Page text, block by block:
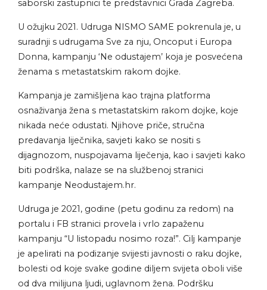
saborski zastupnici te predstavnici Grada Zagreba.
U ožujku 2021. Udruga NISMO SAME pokrenula je, u
suradnji s udrugama Sve za nju, Oncoput i Europa
Donna, kampanju ‘Ne odustajem’ koja je posvećena
ženama s metastatskim rakom dojke.
Kampanja je zamišljena kao trajna platforma
osnaživanja žena s metastatskim rakom dojke, koje
nikada neće odustati. Njihove priče, stručna
predavanja liječnika, savjeti kako se nositi s
dijagnozom, nuspojavama liječenja, kao i savjeti kako
biti podrška, nalaze se na službenoj stranici
kampanje Neodustajem.hr.
Udruga je 2021, godine (petu godinu za redom) na
portalu i FB stranici provela i vrlo zapaženu
kampanju “U listopadu nosimo roza!”. Cilj kampanje
je apelirati na podizanje svijesti javnosti o raku dojke,
bolesti od koje svake godine diljem svijeta oboli više
od dva milijuna ljudi, uglavnom žena. Podršku